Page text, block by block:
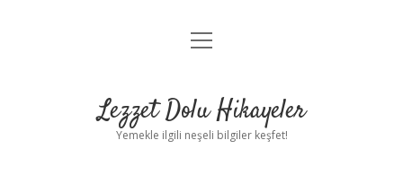
Anasayfa
Yasal Uyarı
menüyü
Lezzet Dolu Hikayeler
Yemekle ilgili neşeli bilgiler keşfet!